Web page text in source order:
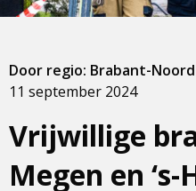
Vrijwillige
Megen en
11 september 2024
Door regio: Brabant-Noord